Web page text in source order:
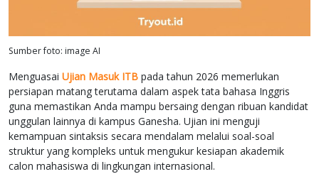
Sumber foto: image AI
Menguasai Ujian Masuk ITB pada tahun 2026 memerlukan
persiapan matang terutama dalam aspek tata bahasa Inggris
guna memastikan Anda mampu bersaing dengan ribuan kandidat
unggulan lainnya di kampus Ganesha. Ujian ini menguji
kemampuan sintaksis secara mendalam melalui soal-soal
struktur yang kompleks untuk mengukur kesiapan akademik
calon mahasiswa di lingkungan internasional.